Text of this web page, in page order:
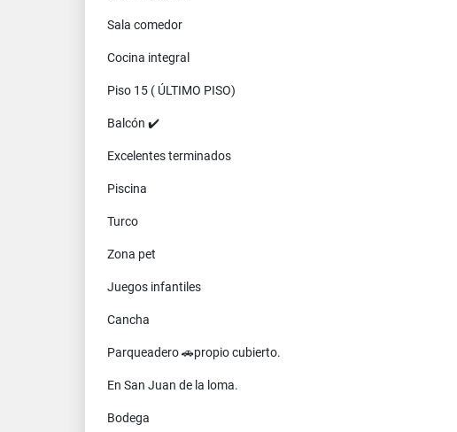
Sala comedor
Cocina integral
Piso 15 ( ÚLTIMO PISO)
Balcón ✔️
Excelentes terminados
Piscina
Turco
Zona pet
Juegos infantiles
Cancha
Parqueadero 🚗propio cubierto.
En San Juan de la loma.
Bodega